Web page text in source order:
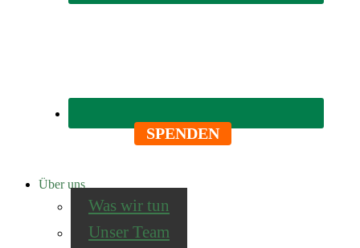
SPENDEN
Über uns
Was wir tun
Unser Team